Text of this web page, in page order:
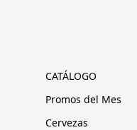
CATÁLOGO
Promos del Mes
Cervezas